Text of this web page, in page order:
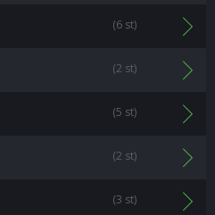
(6 st)
(2 st)
(5 st)
(2 st)
(3 st)